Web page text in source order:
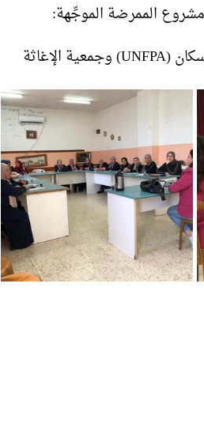
الممرضة الموجِّهة:
مشروع الممرضة الموجِّهة ممول من قبل صندوق الأمم المتحدة للسكان (UNFPA) وجمعية الإغاثة